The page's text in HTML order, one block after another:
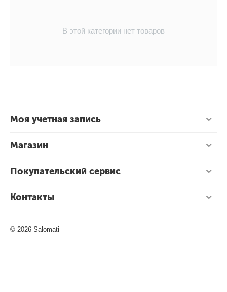
В этой категории нет товаров
Моя учетная запись
Магазин
Покупательский сервис
Контакты
© 2026 Salomati